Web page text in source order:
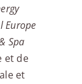
Europe
Spa
et de
et